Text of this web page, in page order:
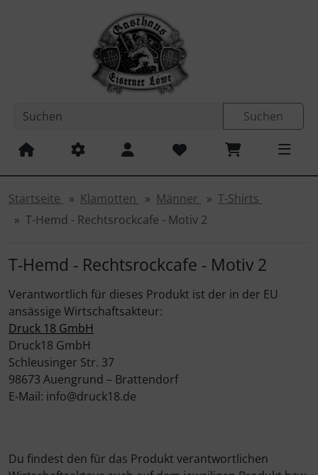
Springe zum Inhalt Springe zur Navigation
Suchen
Startseite Klamotten Männer
T-Shirts
T-Hemd - Rechtsrockcafe - Motiv 2
T-Hemd - Rechtsrockcafe - Motiv 2
Verantwortlich für dieses Produkt ist der in der EU
ansässige Wirtschaftsakteur:
Druck 18 GmbH
Druck18 GmbH
Schleusinger Str. 37
98673 Auengrund – Brattendorf
E-Mail: info@druck18.de
Du findest den für das Produkt verantwortlichen